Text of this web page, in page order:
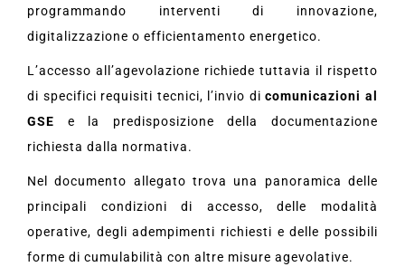
programmando interventi di innovazione,
digitalizzazione o efficientamento energetico.
L’accesso all’agevolazione richiede tuttavia il rispetto
di specifici requisiti tecnici, l’invio dicomunicazioni al
GSE e la predisposizione della documentazione
richiesta dalla normativa.
Nel documento allegato trova una panoramica delle
principali condizioni di accesso, delle modalità
operative, degli adempimenti richiesti e delle possibili
forme di cumulabilità con altre misure agevolative.